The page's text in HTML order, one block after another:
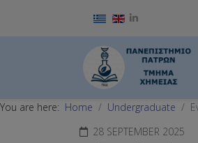
Select your language
You are here: Home Undergraduate
28 SEPTEMBER 2025